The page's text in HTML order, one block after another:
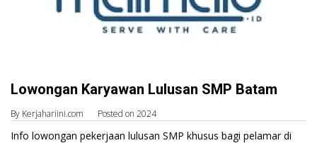
Lowongan Karyawan Lulusan SMP Batam
By Kerjahariini.com Posted on 2024
Info lowongan pekerjaan lulusan SMP khusus bagi pelamar di